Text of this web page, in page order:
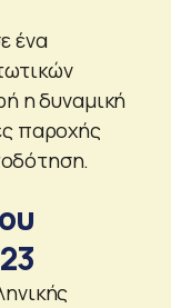
ένα
η δυναμική
παροχής